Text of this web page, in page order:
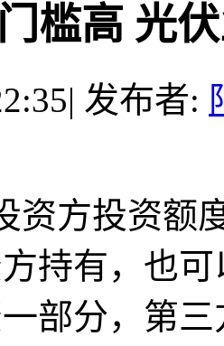
槛高 光
| 发布者:
资方投资额
持有，也
部分，第